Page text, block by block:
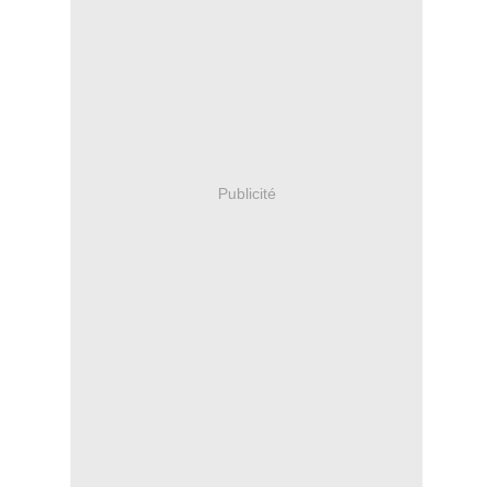
Publicité